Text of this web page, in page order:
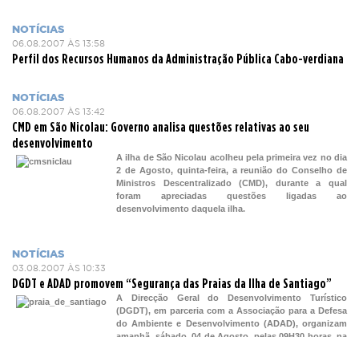
NOTÍCIAS
06.08.2007 ÀS 13:58
Perfil dos Recursos Humanos da Administração Pública Cabo-verdiana
NOTÍCIAS
06.08.2007 ÀS 13:42
CMD em São Nicolau: Governo analisa questões relativas ao seu
desenvolvimento
A ilha de São Nicolau acolheu pela primeira vez no dia
2 de Agosto, quinta-feira, a reunião do Conselho de
Ministros Descentralizado (CMD), durante a qual
foram apreciadas questões ligadas ao
desenvolvimento daquela ilha.
NOTÍCIAS
03.08.2007 ÀS 10:33
DGDT e ADAD promovem “Segurança das Praias da Ilha de Santiago”
A Direcção Geral do Desenvolvimento Turístico
(DGDT), em parceria com a Associação para a Defesa
do Ambiente e Desenvolvimento (ADAD), organizam